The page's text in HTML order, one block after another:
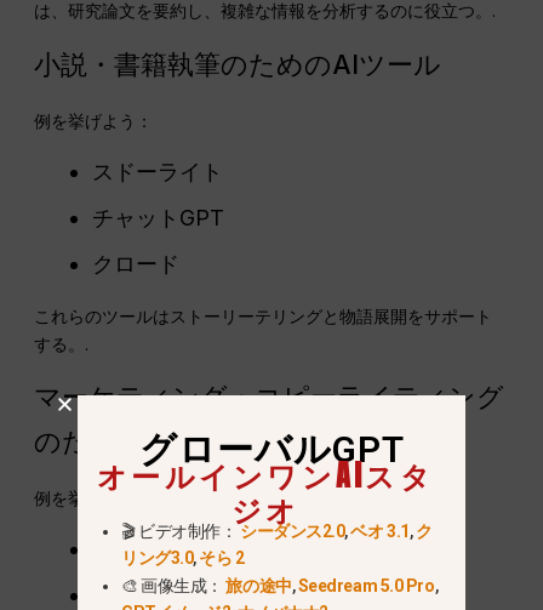
は、研究論文を要約し、複雑な情報を分析するのに役立つ。.
小説・書籍執筆のためのAIツール
例を挙げよう：
スドーライト
チャットGPT
クロード
これらのツールはストーリーテリングと物語展開をサポート
する。.
マーケティング・コピーライティング
のためのAIツール
例を挙げよう：
ジャスパー
コピー・エーアイ
グローバルGPT
オールインワンAIスタ
ジオ
🎬 ビデオ制作：シーダンス2.0,ベオ 3.1,ク
リング3.0,そら 2
🎨 画像生成：旅の途中,Seedream 5.0 Pro,